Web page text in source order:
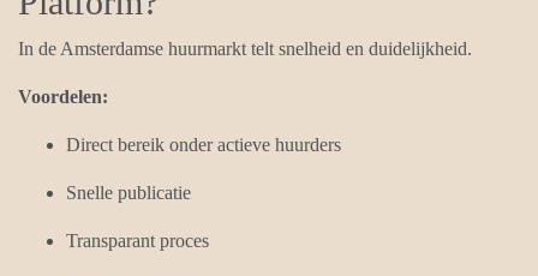
In de Amsterdamse huurmarkt telt snelheid en duidelijkheid.
Voordelen:
Direct bereik onder actieve huurders
Snelle publicatie
Transparant proces